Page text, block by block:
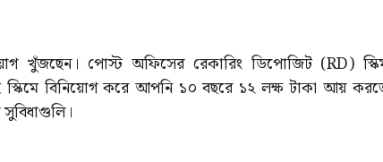
খুঁজছেন। পোস্ট অফিসের রেকারিং ডিপোজিট (RD)
স্কিমে বিনিয়োগ করে আপনি ১০ বছরে ১২ লক্ষ টাকা আয়